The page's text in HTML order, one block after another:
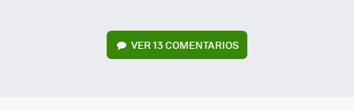
VER 13 COMENTARIOS